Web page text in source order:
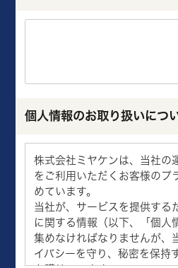
個人情報のお取り扱いにつ
株式会社ミヤケンは、当社の
をご利用いただくお客様のプ
めています。
当社が、サービスを提供する
に関する情報（以下、「個人
集めなければなりませんが、
イバシーを守り、秘密を保持